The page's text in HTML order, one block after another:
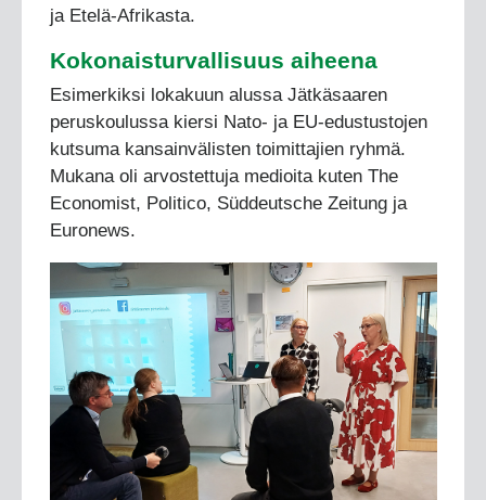
ja Etelä-Afrikasta.
Kokonaisturvallisuus aiheena
Esimerkiksi lokakuun alussa Jätkäsaaren
peruskoulussa kiersi Nato- ja EU-edustustojen
kutsuma kansainvälisten toimittajien ryhmä.
Mukana oli arvostettuja medioita kuten The
Economist, Politico, Süddeutsche Zeitung ja
Euronews.